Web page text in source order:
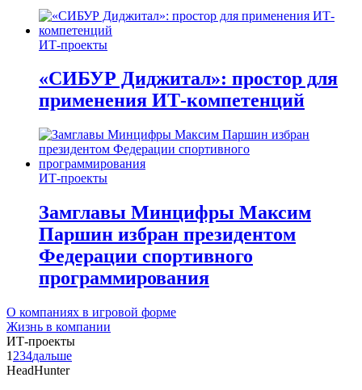
ИТ-проекты
«СИБУР Диджитал»: простор для
применения ИТ-компетенций
ИТ-проекты
Замглавы Минцифры Максим
Паршин избран президентом
Федерации спортивного
программирования
О компаниях в игровой форме
Жизнь в компании
ИТ-проекты
1 234дальше
HeadHunter